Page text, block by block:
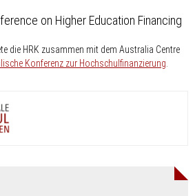
on Higher Education Financing
die HRK zusammen mit dem Australia Centre
Konferenz zur Hochschulfinanzierung